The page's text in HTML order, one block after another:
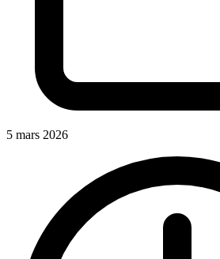
5 mars 2026